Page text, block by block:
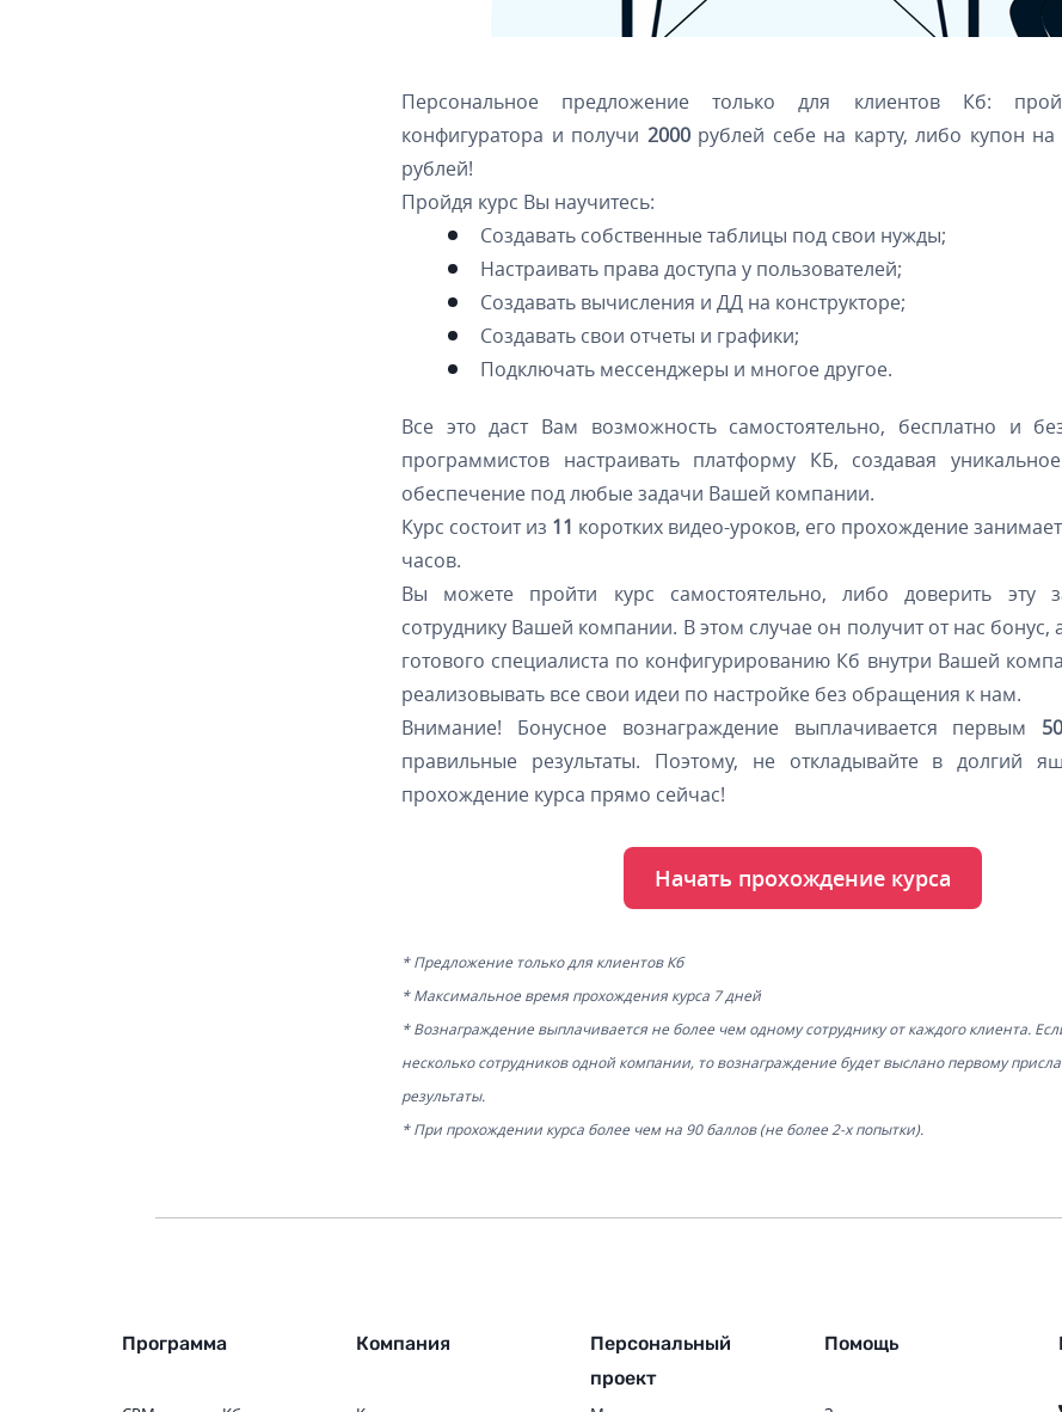
Персональное предложение только для клиентов Кб:
конфигуратора и получи 2000рублей себе на карту, либо купон на
рублей!
Пройдя курс Вы научитесь:
Создавать собственные таблицы под свои нужды;
Настраивать права доступа у пользователей;
Создавать вычисления и ДД на конструкторе;
Создавать свои отчеты и графики;
Подключать мессенджеры и многое другое.
Все это даст Вам возможность самостоятельно, бесплатно и
программистов настраивать платформу КБ, создавая
обеспечение под любые задачи Вашей компании.
Курс состоит из 11 коротких видео-уроков, его прохождение
часов.
Вы можете пройти курс самостоятельно, либо доверить эту
сотруднику Вашей компании. В этом случае он получит от нас бонус,
готового специалиста по конфигурированию Кб внутри Вашей
реализовывать все свои идеи по настройке без обращения к нам.
Внимание! Бонусное вознаграждение выплачивается первым 50
правильные результаты. Поэтому, не откладывайте в долгий
прохождение курса прямо сейчас!
Начать прохождение курса
* Предложение только для клиентов Кб
* Максимальное время прохождения курса 7 дней
* Вознаграждение выплачивается не более чем одному сотруднику от каждого клиента.
несколько сотрудников одной компании, то вознаграждение будет выслано первому
результаты.
* При прохождении курса более чем на 90 баллов (не более 2-х попытки).
Программа Компания
Персональный
проект
Помощь